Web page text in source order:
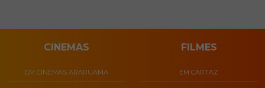
CINEMAS
CM CINEMAS ARARUAMA
FILMES
EM CARTAZ